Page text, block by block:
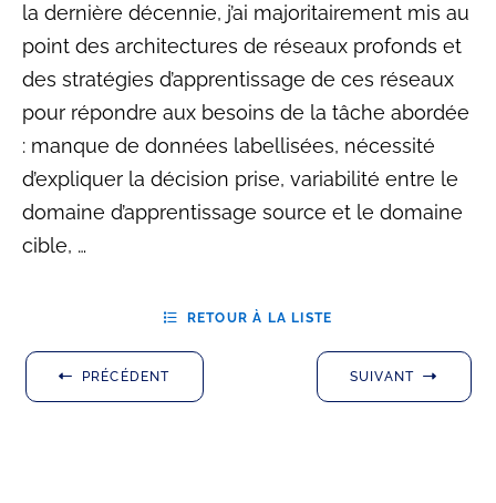
la dernière décennie, j’ai majoritairement mis au
point des architectures de réseaux profonds et
des stratégies d’apprentissage de ces réseaux
pour répondre aux besoins de la tâche abordée
: manque de données labellisées, nécessité
d’expliquer la décision prise, variabilité entre le
domaine d’apprentissage source et le domaine
cible, …
PRÉCÉDENT
RETOUR À LA LISTE
SUIVANT